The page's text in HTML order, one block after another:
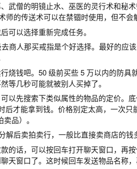
武僧的明镜止水、巫医的灵行术和秘
师的传送术可以在禁锢时使用，但不会
可以选择重新完成任务。
商人那买戒指是个好选择。最好的应
烧钱吧。50 级前买些 5 万以内的防具
等几秒可能就被别人买掉了。
以先搜索下类似属性的物品的定价。
后才能拿到钱。价格别定太高，一次只
品）。
后卖拍卖行，一般比直接卖商店的钱
的话，可以按回车打开聊天窗口，再
天窗口了。这时候回车发送物品名称，